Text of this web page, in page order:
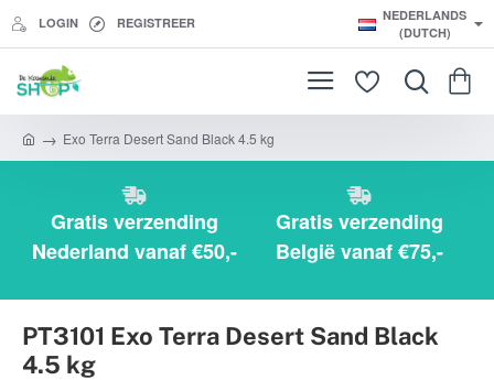
LOGIN REGISTREER
NEDERLANDS
(DUTCH)
Exo Terra Desert Sand Black 4.5 kg
Gratis verzending
Nederland vanaf €50,-
Gratis verzending
België vanaf €75,-
PT3101 Exo Terra Desert Sand Black
4.5 kg